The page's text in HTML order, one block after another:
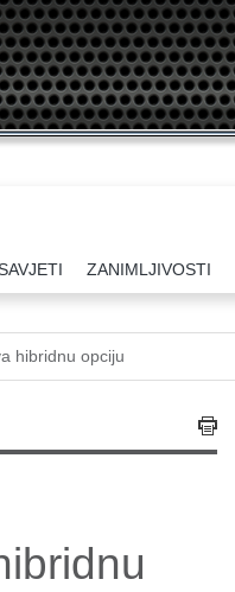
ZANIMLJIVOSTI
hibridnu opciju